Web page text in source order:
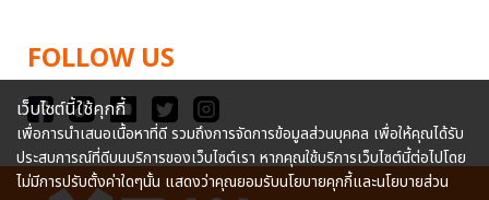
FOLLOW US
เว็บไซต์นี้ใช้คุกกี้
เพื่อการนำเสนอเนื้อหาที่ดี รวมถึงการจัดการข้อมูลส่วนบุคคล เพื่อให้คุณได้รับ
ประสบการณ์ที่ดีบนบริการของเว็บไซต์เรา หากคุณใช้บริการเว็บไซต์นี้ต่อไปโดย
ไม่มีการปรับตั้งค่าใดๆนั้น แสดงว่าคุณยอมรับนโยบายคุกกี้และนโยบายส่วน